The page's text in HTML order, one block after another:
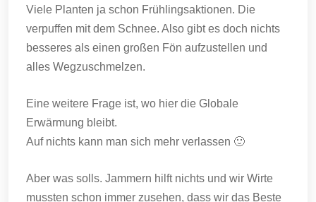
Viele Planten ja schon Frühlingsaktionen. Die
verpuffen mit dem Schnee. Also gibt es doch nichts
besseres als einen großen Fön aufzustellen und
alles Wegzuschmelzen.
Eine weitere Frage ist, wo hier die Globale
Erwärmung bleibt.
Auf nichts kann man sich mehr verlassen 🙂
Aber was solls. Jammern hilft nichts und wir Wirte
mussten schon immer zusehen, dass wir das Beste